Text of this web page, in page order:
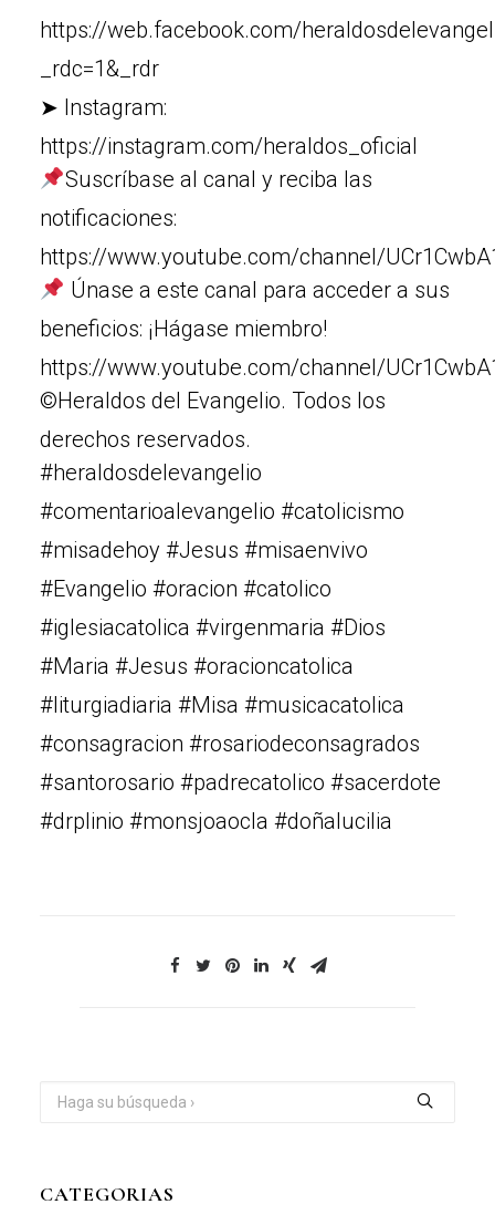
https://web.facebook.com/
_rdc=1&_rdr
➤ Instagram:
https://instagram.com/heraldos_oficial
Suscríbase al canal y reciba las
notificaciones:
https://www.youtube.com/channel/
Únase a este canal para acceder a sus
beneficios: ¡Hágase miembro!
https://www.youtube.com/channel/
©Heraldos del Evangelio. Todos los
derechos reservados.
#heraldosdelevangelio
#comentarioalevangelio #catolicismo
#misadehoy #Jesus #misaenvivo
#Evangelio #oracion #catolico
#iglesiacatolica #virgenmaria #Dios
#Maria #Jesus #oracioncatolica
#liturgiadiaria #Misa #musicacatolica
#consagracion #rosariodeconsagrados
#santorosario #padrecatolico #sacerdote
#drplinio #monsjoaocla #doñalucilia
CATEGORIAS